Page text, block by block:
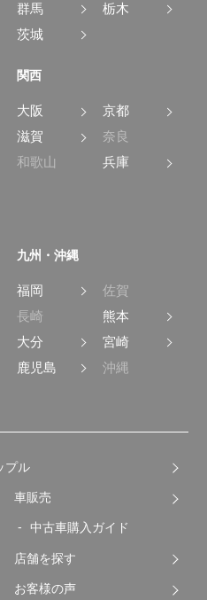
群馬
栃木
茨城
関西
大阪
京都
滋賀
奈良
和歌山
兵庫
九州・沖縄
福岡
佐賀
長崎
熊本
大分
宮崎
鹿児島
沖縄
プル
車販売
中古車購入ガイド
店舗を探す
お客様の声